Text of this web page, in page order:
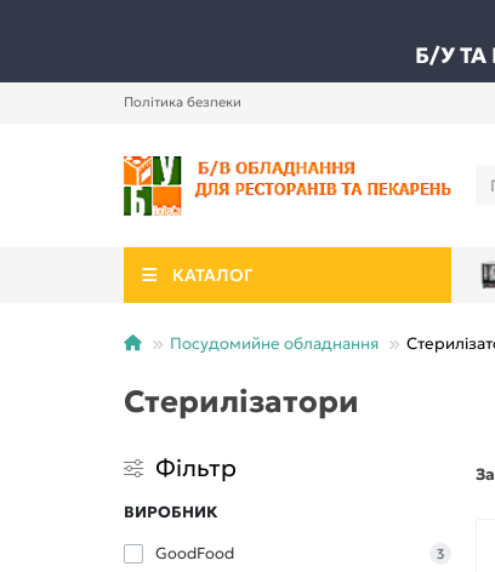
Б/У
Політика безпеки
КАТАЛОГ
Посудомийне обладнання
Стерилізатори
Фільтр
ВИРОБНИК
GoodFood
3